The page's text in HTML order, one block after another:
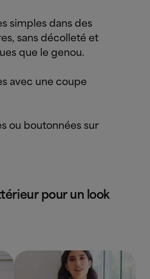
simples dans des
sans décolleté et
que le genou.
avec une coupe
ou boutonnées sur
pour un look